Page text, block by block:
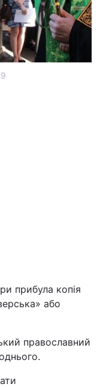
прибула копія
або
православний